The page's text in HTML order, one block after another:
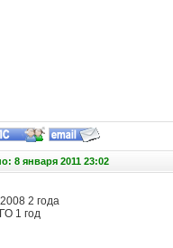
8 января 2011 23:02
2 года
1 год